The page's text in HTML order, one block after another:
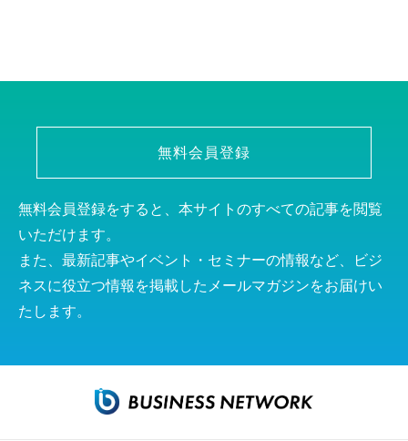
無料会員登録
無料会員登録をすると、本サイトのすべての記事を閲覧
いただけます。
また、最新記事やイベント・セミナーの情報など、ビジ
ネスに役立つ情報を掲載したメールマガジンをお届けい
たします。